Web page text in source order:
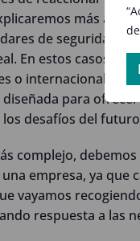
más
de seguridad
En estos casos, ya
o internacionales,
para
desafíos del
complejo,
empresa, ya que
vayamos
respuesta a las